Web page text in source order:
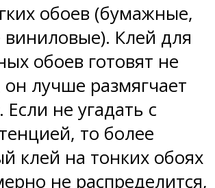
обоев (бумажные,
виниловые). Клей для
обоев готовят не
он лучше размягчает
Если не угадать с
то более
клей на тонких обоях
не распределится,